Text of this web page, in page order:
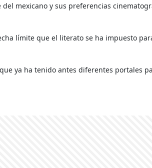
mexicano y sus preferencias
límite que el literato se ha impuesto
ya ha tenido antes diferentes portales